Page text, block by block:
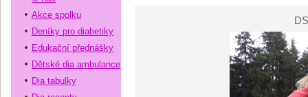
Akce spolku
Deníky pro diabetiky
Edukační přednášky
Dětské dia ambulance
Dia tabulky